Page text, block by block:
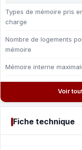
Types de mémoire pris
charge
Nombre de logements
mémoire
Mémoire interne
Voir
Fiche technique